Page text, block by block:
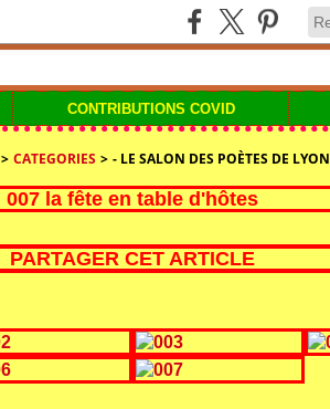
CONTRIBUTIONS COVID
> CATEGORIES > - LE SALON DES POÈTES DE LYON
007 la fête en table d'hôtes
PARTAGER CET ARTICLE